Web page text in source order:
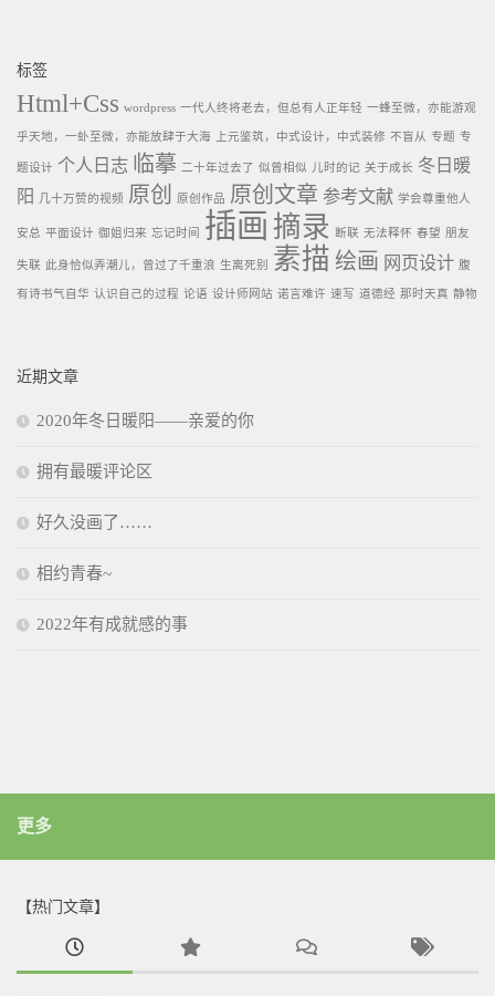
标签
Html+Css wordpress 一代人终将老去，但总有人正年轻 一蜂至微，亦能游观
乎天地，一虲至微，亦能放肆于大海 上元鉴筑，中式设计，中式装修 不盲从 专题 专
题设计 个人日志 临摹 二十年过去了 似曾相似 儿时的记 关于成长 冬日暖
阳
几十万赞的视频 原创 原创作品 原创文章 参考文献 学会尊重他人
安总 平面设计 御姐归来 忘记时间 插画 摘录 断联 无法释怀 春望 朋友
失联 此身恰似弄潮儿，曾过了千重浪 生离死别 素描 绘画 网页设计 腹
有诗书气自华 认识自己的过程 论语 设计师网站 诺言难许 速写 道德经 那时天真 静物
近期文章
2020年冬日暖阳——亲爱的你
拥有最暖评论区
好久没画了……
相约青春~
2022年有成就感的事
更多
【热门文章】